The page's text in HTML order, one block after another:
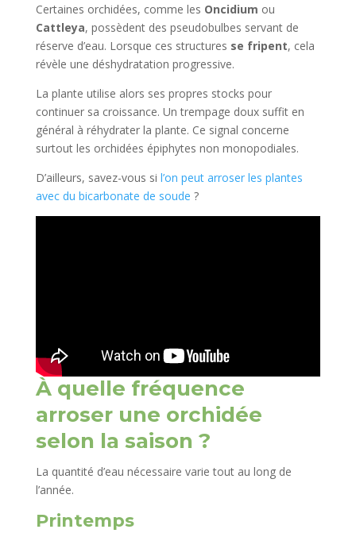
Certaines orchidées, comme les Oncidium ou
Cattleya, possèdent des pseudobulbes servant de
réserve d’eau. Lorsque ces structures se fripent, cela
révèle une déshydratation progressive.
La plante utilise alors ses propres stocks pour
continuer sa croissance. Un trempage doux suffit en
général à réhydrater la plante. Ce signal concerne
surtout les orchidées épiphytes non monopodiales.
D’ailleurs, savez-vous si l’on peut arroser les plantes
avec du bicarbonate de soude ?
À quelle fréquence
arroser une orchidée
selon la saison ?
La quantité d’eau nécessaire varie tout au long de
l’année.
Printemps